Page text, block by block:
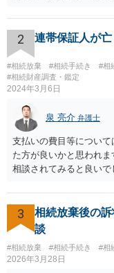
2 連帯保証人が
#相続放棄 #相続手続き #相
#相続財産調査・鑑定
2024年3月6日
泉 亮介 弁護士
支払いの費目等につい
た方が良いかと思われ
相談されてみると良いで
3
相続放棄後の
談
#相続放棄 #相続手続き #相
2026年3月28日